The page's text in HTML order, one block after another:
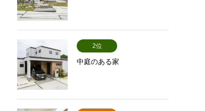
2位
中庭のある家